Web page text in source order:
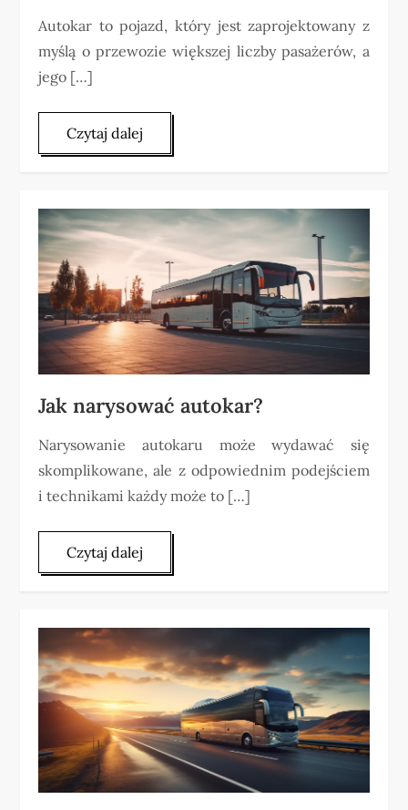
Autokar to pojazd, który jest zaprojektowany z
myślą o przewozie większej liczby pasażerów, a
jego […]
Czytaj dalej
Jak narysować autokar?
Narysowanie autokaru może wydawać się
skomplikowane, ale z odpowiednim podejściem
i technikami każdy może to […]
Czytaj dalej